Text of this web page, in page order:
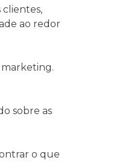
clientes,
ao redor
marketing.
sobre as
o que